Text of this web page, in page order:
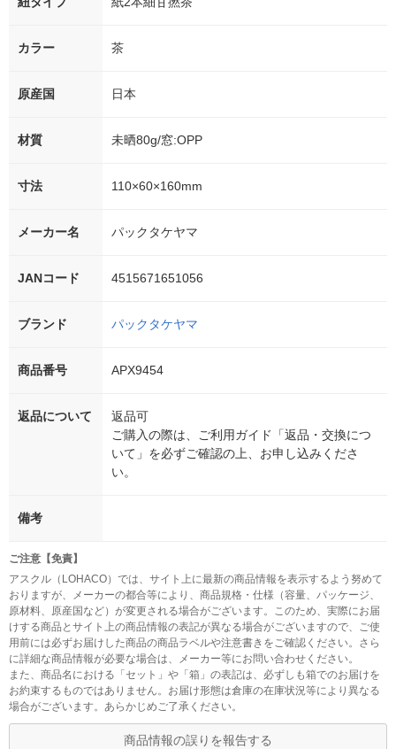
カラー 茶
原産国 日本
材質 未晒80g/窓:OPP
寸法 110×60×160mm
メーカー名 パックタケヤマ
JANコード 4515671651056
ブランド パックタケヤマ
商品番号 APX9454
返品について
返品可
ご購入の際は、ご利用ガイド「返品・交換につ
いて」を必ずご確認の上、お申し込みくださ
い。
備考
ご注意【免責】
アスクル（LOHACO）では、サイト上に最新の商品情報を表示するよう努めて
おりますが、メーカーの都合等により、商品規格・仕様（容量、パッケージ、
原材料、原産国など）が変更される場合がございます。このため、実際にお届
けする商品とサイト上の商品情報の表記が異なる場合がございますので、ご使
用前には必ずお届けした商品の商品ラベルや注意書きをご確認ください。さら
に詳細な商品情報が必要な場合は、メーカー等にお問い合わせください。
また、商品名における「セット」や「箱」の表記は、必ずしも箱でのお届けを
お約束するものではありません。お届け形態は倉庫の在庫状況等により異なる
場合がございます。あらかじめご了承ください。
商品情報の誤りを報告する